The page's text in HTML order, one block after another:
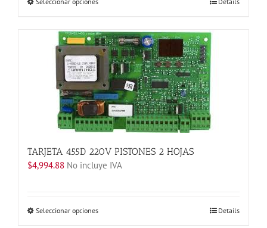
tiene
múltiples
variantes.
Las
opciones
se
pueden
elegir
en
la
página
de
TARJETA 455D 220V PISTONES 2 HOJAS
$4,994.88 No incluye IVA
Seleccionar opcionesEste
Details